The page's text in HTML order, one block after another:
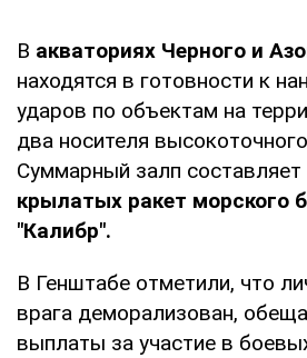
В акваториях Черного и
находятся в готовности к
ударов по объектам на
два носителя
Суммарный залп составляет
крылатых ракет морского
"Калибр".
В Генштабе отметили, что
врага деморализован,
выплаты за участие в